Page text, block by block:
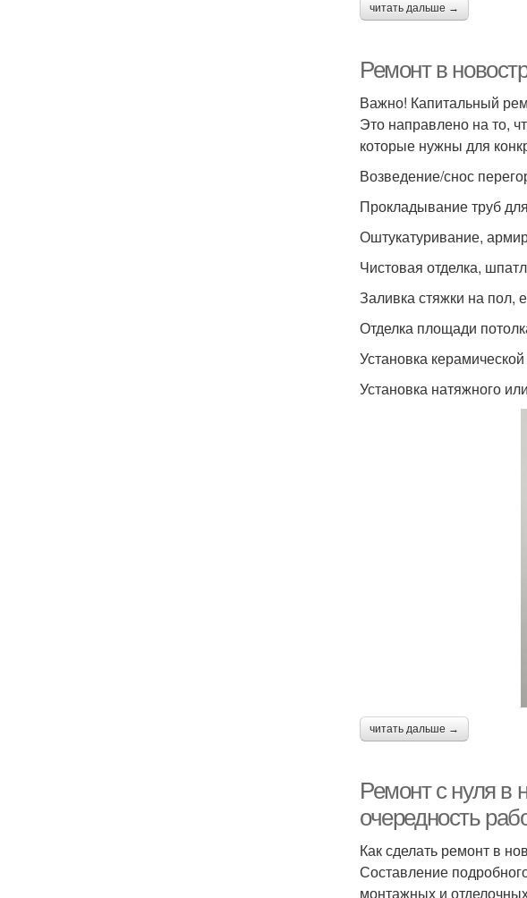
читать дальше →
Ремонт в
Важно! Капитальный
Это направлено на то,
которые нужны для
Возведение/снос
Прокладывание труб
Оштукатуривание,
Чистовая отделка,
Заливка стяжки на пол,
Отделка площади
Установка керамической
Установка натяжного
читать дальше →
Ремонт с нуля в
очередность
Как сделать ремонт в
Составление
монтажных и